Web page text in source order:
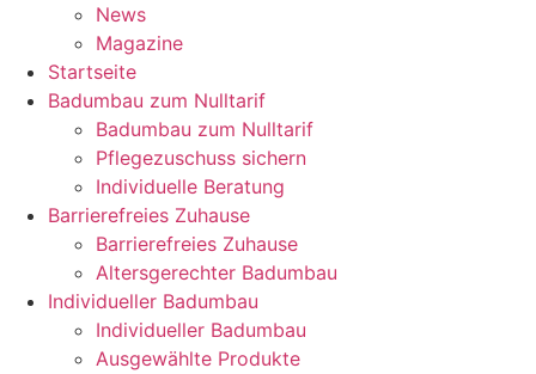
News
Magazine
Startseite
Badumbau zum Nulltarif
Badumbau zum Nulltarif
Pflegezuschuss sichern
Individuelle Beratung
Barrierefreies Zuhause
Barrierefreies Zuhause
Altersgerechter Badumbau
Individueller Badumbau
Individueller Badumbau
Ausgewählte Produkte